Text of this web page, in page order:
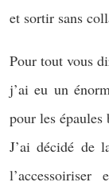
et sortir sans
Pour tout vous
j’ai eu un
pour les épaules
J’ai décidé de